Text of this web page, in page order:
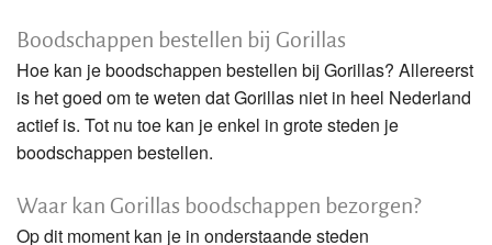
Boodschappen bestellen bij Gorillas
Hoe kan je boodschappen bestellen bij Gorillas? Allereerst
is het goed om te weten dat Gorillas niet in heel Nederland
actief is. Tot nu toe kan je enkel in grote steden je
boodschappen bestellen.
Waar kan Gorillas boodschappen bezorgen?
Op dit moment kan je in onderstaande steden